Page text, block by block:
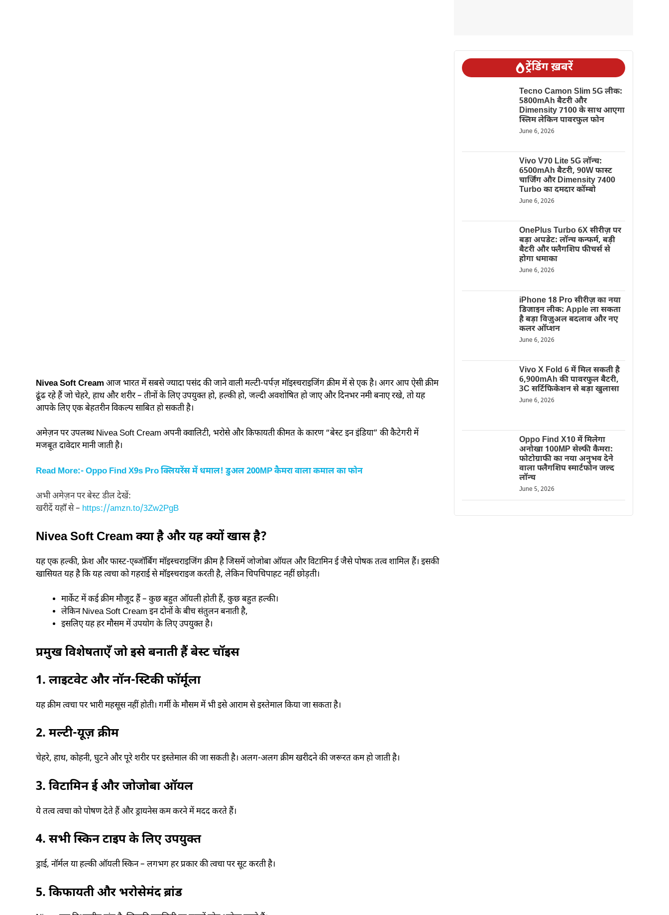
Nivea Soft Cream आज भारत में सबसे ज्यादा पसंद की जाने वाली मल्टी-पर्पज़ मॉइस्चराइजिंग क्रीम में से एक है। अगर आप ऐसी क्रीम
ढूंढ रहे हैं जो चेहरे, हाथ और शरीर – तीनों के लिए उपयुक्त हो, हल्की हो, जल्दी अवशोषित हो जाए और दिनभर नमी बनाए रखे, तो यह
आपके लिए एक बेहतरीन विकल्प साबित हो सकती है।
अमेज़न पर उपलब्ध Nivea Soft Cream अपनी क्वालिटी, भरोसे और किफायती कीमत के कारण “बेस्ट इन इंडिया” की कैटेगरी में
मजबूत दावेदार मानी जाती है।
Read More:- Oppo Find X9s Pro क्लियरेंस में धमाल! डुअल 200MP कैमरा वाला कमाल का फोन
अभी अमेज़न पर बेस्ट डील देखें:
खरीदें यहाँ से – https://amzn.to/3Zw2PgB
Nivea Soft Cream क्या है और यह क्यों खास है?
यह एक हल्की, फ्रेश और फास्ट-एब्जॉर्बिंग मॉइस्चराइजिंग क्रीम है जिसमें जोजोबा ऑयल और विटामिन ई जैसे पोषक तत्व शामिल हैं। इसकी
खासियत यह है कि यह त्वचा को गहराई से मॉइस्चराइज करती है, लेकिन चिपचिपाहट नहीं छोड़ती।
मार्केट में कई क्रीम मौजूद हैं – कुछ बहुत ऑयली होती हैं, कुछ बहुत हल्की।
लेकिन Nivea Soft Cream इन दोनों के बीच संतुलन बनाती है,
इसलिए यह हर मौसम में उपयोग के लिए उपयुक्त है।
प्रमुख विशेषताएँ जो इसे बनाती हैं बेस्ट चॉइस
1. लाइटवेट और नॉन-स्टिकी फॉर्मूला
यह क्रीम त्वचा पर भारी महसूस नहीं होती। गर्मी के मौसम में भी इसे आराम से इस्तेमाल किया जा सकता है।
2. मल्टी-यूज़ क्रीम
चेहरे, हाथ, कोहनी, घुटने और पूरे शरीर पर इस्तेमाल की जा सकती है। अलग-अलग क्रीम खरीदने की जरूरत कम हो जाती है।
3. विटामिन ई और जोजोबा ऑयल
ये तत्व त्वचा को पोषण देते हैं और ड्रायनेस कम करने में मदद करते हैं।
4. सभी स्किन टाइप के लिए उपयुक्त
ड्राई, नॉर्मल या हल्की ऑयली स्किन – लगभग हर प्रकार की त्वचा पर सूट करती है।
5. किफायती और भरोसेमंद ब्रांड
ट्रेंडिंग ख़बरें
Tecno Camon Slim 5G लीक:
5800mAh बैटरी और
Dimensity 7100 के साथ आएगा
स्लिम लेकिन पावरफुल फोन
June 6, 2026
Vivo V70 Lite 5G लॉन्च:
6500mAh बैटरी, 90W फास्ट
चार्जिंग और Dimensity 7400
Turbo का दमदार कॉम्बो
June 6, 2026
OnePlus Turbo 6X सीरीज़ पर
बड़ा अपडेट: लॉन्च कन्फर्म, बड़ी
बैटरी और फ्लैगशिप फीचर्स से
होगा धमाका
June 6, 2026
iPhone 18 Pro सीरीज़ का नया
डिजाइन लीक: Apple ला सकता
है बड़ा विज़ुअल बदलाव और नए
कलर ऑप्शन
June 6, 2026
Vivo X Fold 6 में मिल सकती है
6,900mAh की पावरफुल बैटरी,
3C सर्टिफिकेशन से बड़ा खुलासा
June 6, 2026
Oppo Find X10 में मिलेगा
अनोखा 100MP सेल्फी कैमरा:
फोटोग्राफी का नया अनुभव देने
वाला फ्लैगशिप स्मार्टफोन जल्द
लॉन्च
June 5, 2026